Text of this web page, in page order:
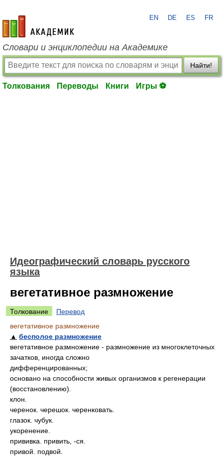
academic.ru
EN DE ES FR
Словари и энциклопедии на Академике
Найти!
Толкования Переводы Книги Игры ⚽
Идеографический словарь русского
языка
вегетативное размножение
Толкование
Перевод
вегетативное размножение
▲ бесполое размножение
вегетативное размножение - размножение из многоклеточных
зачатков, иногда сложно
дифференцированных;
основано на способности живых организмов к регенерации
(восстановлению).
клон.
черенок. черешок. черенковать.
глазок. чубук.
укоренение.
прививка. привить, -ся.
привой. подвой.